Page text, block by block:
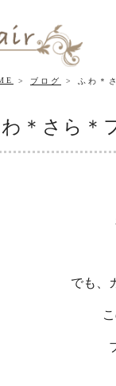
ブログ ふわ＊
＊さら＊
でも、